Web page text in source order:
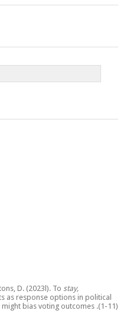
D. (2023l). To stay,
as response options in political
bias voting outcomes .(1-11)